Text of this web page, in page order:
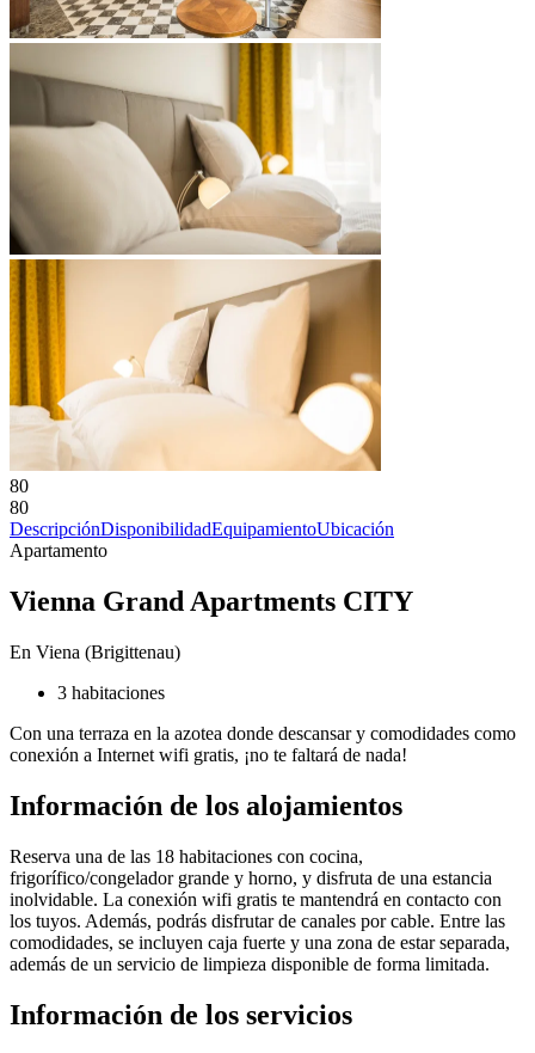
80
80
DescripciónDisponibilidadEquipamientoUbicación
Apartamento
Vienna Grand Apartments CITY
En Viena (Brigittenau)
3 habitaciones
Con una terraza en la azotea donde descansar y comodidades como
conexión a Internet wifi gratis, ¡no te faltará de nada!
Información de los alojamientos
Reserva una de las 18 habitaciones con cocina,
frigorífico/congelador grande y horno, y disfruta de una estancia
inolvidable. La conexión wifi gratis te mantendrá en contacto con
los tuyos. Además, podrás disfrutar de canales por cable. Entre las
comodidades, se incluyen caja fuerte y una zona de estar separada,
además de un servicio de limpieza disponible de forma limitada.
Información de los servicios